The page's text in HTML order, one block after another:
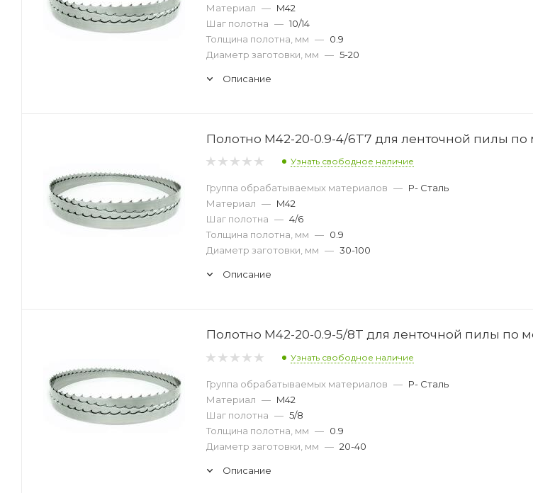
Материал — M42
Шаг полотна — 10/14
Толщина полотна, мм — 0.9
Диаметр заготовки, мм — 5-20
Описание
Полотно M42-20-0.9-4/6T7 для ленточной пилы по
Узнать свободное наличие
Группа обрабатываемых материалов — P- Сталь
Материал — M42
Шаг полотна — 4/6
Толщина полотна, мм — 0.9
Диаметр заготовки, мм — 30-100
Описание
Полотно M42-20-0.9-5/8T для ленточной пилы по
Узнать свободное наличие
Группа обрабатываемых материалов — P- Сталь
Материал — M42
Шаг полотна — 5/8
Толщина полотна, мм — 0.9
Диаметр заготовки, мм — 20-40
Описание